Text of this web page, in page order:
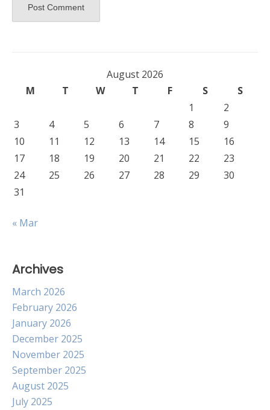
August 2026
M
T W T F S
S
1
2
3
4 5 6 7 8
9
10
11 12 13 14 15
16
17
18 19 20 21 22
23
24
25 26 27 28 29
30
31
« Mar
Archives
March 2026
February 2026
January 2026
December 2025
November 2025
September 2025
August 2025
July 2025